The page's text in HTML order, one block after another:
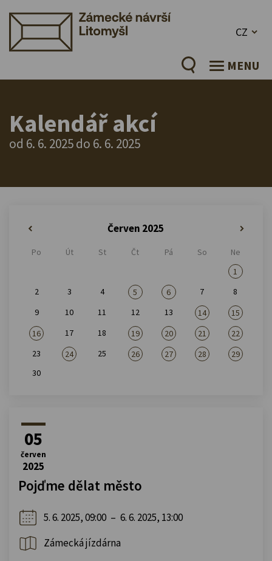
CZ
MENU
Kalendář akcí
od 6. 6. 2025 do 6. 6. 2025
Červen 2025
Po Út St Čt Pá So
Ne
1
2
3 4 5 6 7
8
9
10 11 12 13 14
15
16
17 18 19 20 21
22
23
24 25 26 27 28
29
30
05
červen
2025
Pojďme dělat město
5. 6. 2025, 09:00 – 6. 6. 2025, 13:00
Zámecká jízdárna